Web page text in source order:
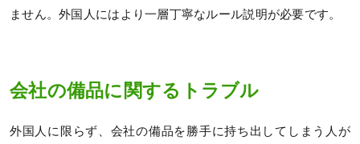
ません。外国人にはより一層丁寧なルール説明が必要です。
会社の備品に関するトラブル
外国人に限らず、会社の備品を勝手に持ち出してしまう人が